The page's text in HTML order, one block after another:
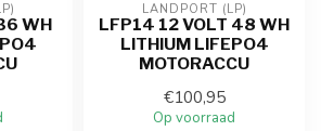
WH
LANDPORT (LP)
LFP14 12 VOLT 48 WH
LITHIUM LIFEPO4
MOTORACCU
€100,95
Op voorraad